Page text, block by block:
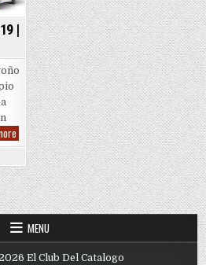
|
Ilusion
Otoño
2018
–
2019
|
Catalogo
Nuevo
MENU
El Club Del Catalogo